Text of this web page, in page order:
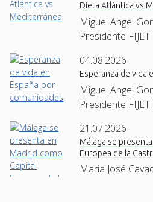
Dieta Atlántica vs
Miguel Angel
Presidente
04.08.2026
Esperanza de vida
Miguel Angel
Presidente
21.07.2026
Málaga se
Europea de la
Maria José